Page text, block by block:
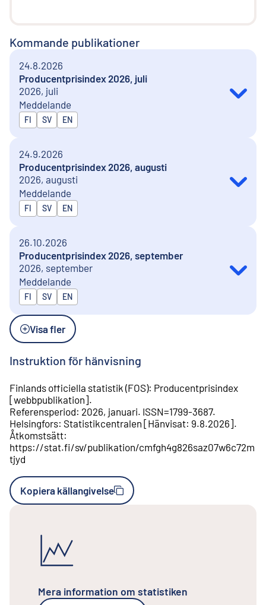
Kommande publikationer
24.8.2026
Producentprisindex 2026, juli
2026, juli
Meddelande
Publiceras på
FI SV EN
24.9.2026
Producentprisindex 2026, augusti
2026, augusti
Meddelande
Publiceras på
FI SV EN
26.10.2026
Producentprisindex 2026, september
2026, september
Meddelande
Publiceras på
FI SV EN
Visa fler
Instruktion för hänvisning
Finlands officiella statistik (FOS): Producentprisindex
[webbpublikation].
Referensperiod: 2026, januari. ISSN=1799-3687.
Helsingfors: Statistikcentralen [Hänvisat: 9.8.2026].
Åtkomstsätt:
https://stat.fi/sv/publikation/cmfgh4g826saz07w6c72m
tjyd
Kopiera källangivelse
Mera information om statistiken